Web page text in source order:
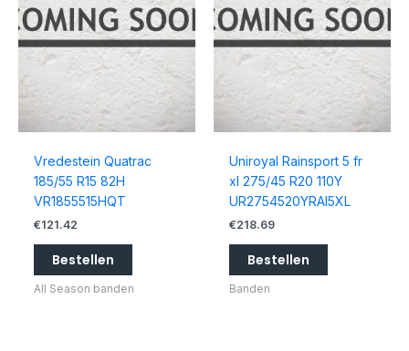
Vredestein Quatrac
185/55 R15 82H
VR1855515HQT
€121.42
Bestellen
All Season banden
Uniroyal Rainsport 5 fr
xl 275/45 R20 110Y
UR2754520YRAI5XL
€218.69
Bestellen
Banden